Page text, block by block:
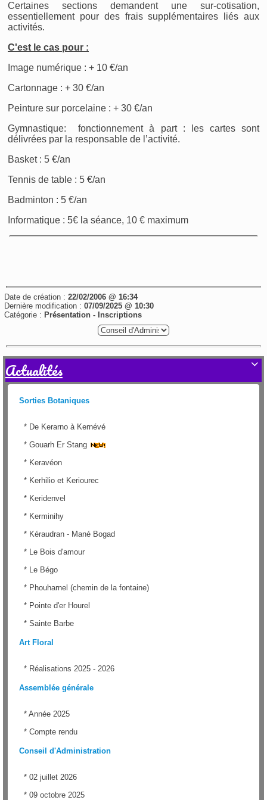
Certaines sections demandent une sur-cotisation,
essentiellement pour des frais supplémentaires liés aux
activités.
C'est le cas pour :
Image numérique : + 10 €/an
Cartonnage : + 30 €/an
Peinture sur porcelaine : + 30 €/an
Gymnastique: fonctionnement à part : les cartes sont
délivrées par la responsable de l’activité.
Basket : 5 €/an
Tennis de table : 5 €/an
Badminton : 5 €/an
Informatique : 5€ la séance, 10 € maximum
Date de création : 22/02/2006 @ 16:34
Dernière modification : 07/09/2025 @ 10:30
Catégorie : Présentation - Inscriptions

Actualités
Sorties Botaniques
* De Kerarno à Kernévé
* Gouarh Er Stang
* Keravéon
* Kerhilio et Keriourec
* Keridenvel
* Kerminihy
* Kéraudran - Mané Bogad
* Le Bois d'amour
* Le Bégo
* Phouharnel (chemin de la fontaine)
* Pointe d'er Hourel
* Sainte Barbe
Art Floral
* Réalisations 2025 - 2026
Assemblée générale
* Année 2025
* Compte rendu
Conseil d'Administration
* 02 juillet 2026
* 09 octobre 2025